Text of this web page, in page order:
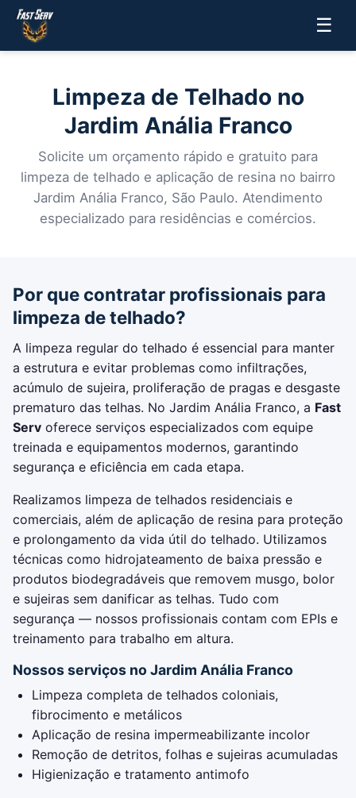
☰
Limpeza de Telhado no
Jardim Anália Franco
Solicite um orçamento rápido e gratuito para
limpeza de telhado e aplicação de resina no bairro
Jardim Anália Franco, São Paulo. Atendimento
especializado para residências e comércios.
Por que contratar profissionais para
limpeza de telhado?
A limpeza regular do telhado é essencial para manter
a estrutura e evitar problemas como infiltrações,
acúmulo de sujeira, proliferação de pragas e desgaste
prematuro das telhas. No Jardim Anália Franco, a Fast
Serv oferece serviços especializados com equipe
treinada e equipamentos modernos, garantindo
segurança e eficiência em cada etapa.
Realizamos limpeza de telhados residenciais e
comerciais, além de aplicação de resina para proteção
e prolongamento da vida útil do telhado. Utilizamos
técnicas como hidrojateamento de baixa pressão e
produtos biodegradáveis que removem musgo, bolor
e sujeiras sem danificar as telhas. Tudo com
segurança — nossos profissionais contam com EPIs e
treinamento para trabalho em altura.
Nossos serviços no Jardim Anália Franco
Limpeza completa de telhados coloniais,
fibrocimento e metálicos
Aplicação de resina impermeabilizante incolor
Remoção de detritos, folhas e sujeiras acumuladas
Higienização e tratamento antimofo